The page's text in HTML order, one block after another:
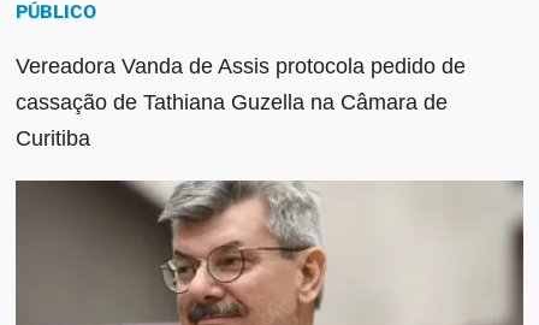
PÚBLICO
Vereadora Vanda de Assis protocola pedido de
cassação de Tathiana Guzella na Câmara de
Curitiba